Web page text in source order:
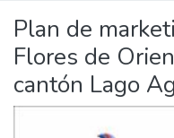
Plan de
Flores de
cantón Lago